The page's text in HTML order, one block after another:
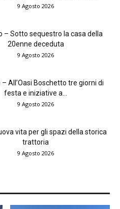
9 Agosto 2026
– Sotto sequestro la casa della
20enne deceduta
9 Agosto 2026
All’Oasi Boschetto tre giorni di
festa e iniziative a...
9 Agosto 2026
vita per gli spazi della storica
trattoria
9 Agosto 2026